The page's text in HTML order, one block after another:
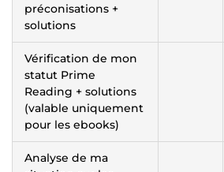
préconisations +
solutions
Vérification de mon
statut Prime
Reading + solutions
(valable uniquement
pour les ebooks)
Analyse de ma